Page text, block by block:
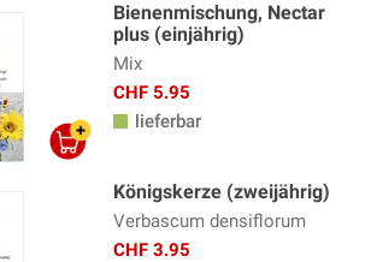
Bienenmischung, Nectar
plus (einjährig)
Mix
CHF 5.95
lieferbar
Königskerze (zweijährig)
Verbascum densiflorum
CHF 3.95